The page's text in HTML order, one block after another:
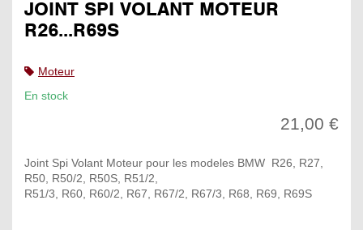
JOINT SPI VOLANT MOTEUR
R26...R69S
Moteur
En stock
21,00 €
Joint Spi Volant Moteur pour les modeles BMW R26, R27,
R50, R50/2, R50S, R51/2,
R51/3, R60, R60/2, R67, R67/2, R67/3, R68, R69, R69S